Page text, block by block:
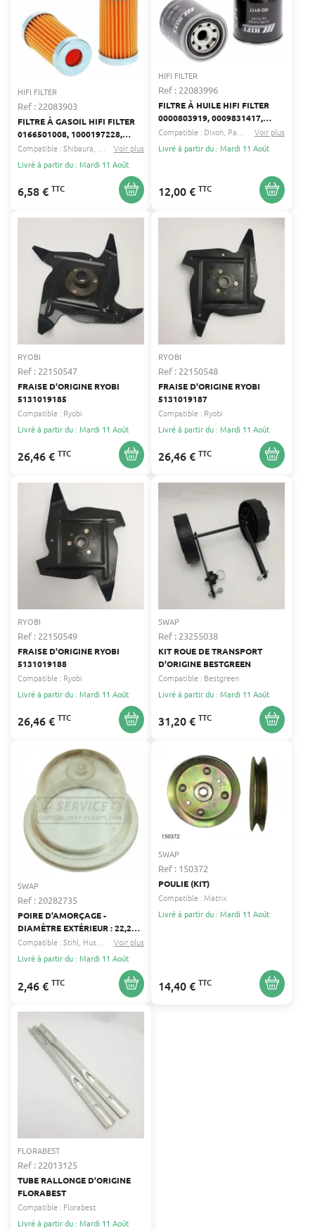
HIFI FILTER
Ref : 22083903
FILTRE À GASOIL HIFI FILTER
0166501008, 1000197228,
1273082 C 1
Compatible :Shibaura Honda...
Voir plus
Livré à partir du : Mardi 11 Août
6,58 € TTC
HIFI FILTER
Ref : 22083996
FILTRE À HUILE HIFI FILTER
0000803919, 0009831417,
0185-5835
Compatible : Dixon Partner ...
Voir plus
Livré à partir du : Mardi 11 Août
12,00 € TTC
RYOBI
Ref : 22150547
FRAISE D'ORIGINE RYOBI
5131019185
Compatible : Ryobi
Livré à partir du : Mardi 11 Août
26,46 € TTC
RYOBI
Ref : 22150548
FRAISE D'ORIGINE RYOBI
5131019187
Compatible : Ryobi
Livré à partir du : Mardi 11 Août
26,46 € TTC
RYOBI
Ref : 22150549
FRAISE D'ORIGINE RYOBI
5131019188
Compatible : Ryobi
Livré à partir du : Mardi 11 Août
26,46 € TTC
SWAP
Ref : 23255038
KIT ROUE DE TRANSPORT
D'ORIGINE BESTGREEN
Compatible : Bestgreen
Livré à partir du : Mardi 11 Août
31,20 € TTC
SWAP
Ref : 20282735
POIRE D'AMORÇAGE -
DIAMÈTRE EXTÉRIEUR : 22,2
MM - COMPATIBLE ZAMA
Compatible :Stihl Husqvarna ...
Voir plus
Livré à partir du : Mardi 11 Août
2,46 € TTC
SWAP
Ref : 150372
POULIE (KIT)
Compatible : Matrix
Livré à partir du : Mardi 11 Août
14,40 € TTC
FLORABEST
Ref : 22013125
TUBE RALLONGE D'ORIGINE
FLORABEST
Compatible : Florabest
Livré à partir du : Mardi 11 Août